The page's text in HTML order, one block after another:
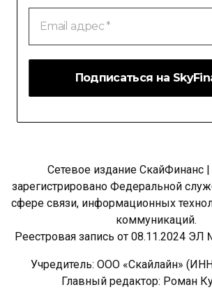
Email
адрес
Сетевое издание СкайФинанс |
зарегистрировано Федеральной
сфере связи, информационных
коммуникаций.
Реестровая запись от 08.11.2024
Учредитель: ООО «Скайлайн»
Главный редактор: Роман